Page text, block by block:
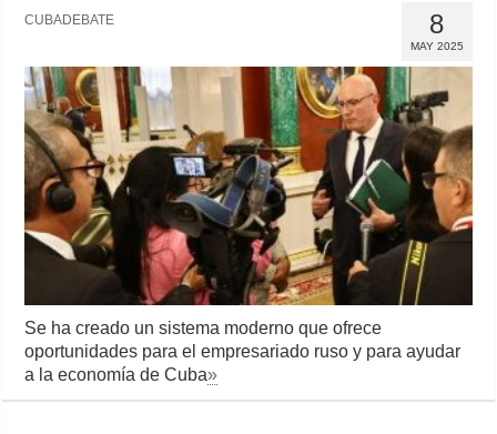
8
MAY 2025
CUBADEBATE
Se ha creado un sistema moderno que ofrece
oportunidades para el empresariado ruso y para ayudar
a la economía de Cuba»